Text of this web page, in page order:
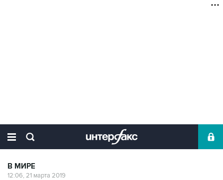
В МИРЕ
12:06, 21 марта 2019